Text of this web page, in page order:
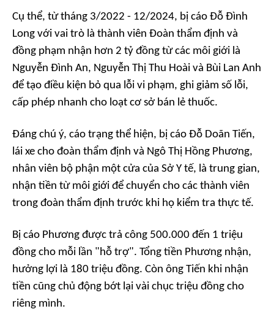
Cụ thể, từ tháng 3/2022 - 12/2024, bị cáo Đỗ Đình
Long với vai trò là thành viên Đoàn thẩm định và
đồng phạm nhận hơn 2 tỷ đồng từ các môi giới là
Nguyễn Đình An, Nguyễn Thị Thu Hoài và Bùi Lan Anh
để tạo điều kiện bỏ qua lỗi vi phạm, ghi giảm số lỗi,
cấp phép nhanh cho loạt cơ sở bán lẻ thuốc.
Đáng chú ý, cáo trạng thể hiện, bị cáo Đỗ Doãn Tiến,
lái xe cho đoàn thẩm định và Ngô Thị Hồng Phương,
nhân viên bộ phận một cửa của Sở Y tế, là trung gian,
nhận tiền từ môi giới để chuyển cho các thành viên
trong đoàn thẩm định trước khi họ kiểm tra thực tế.
Bị cáo Phương được trả công 500.000 đến 1 triệu
đồng cho mỗi lần "hỗ trợ". Tổng tiền Phương nhận,
hưởng lợi là 180 triệu đồng. Còn ông Tiến khi nhận
tiền cũng chủ động bớt lại vài chục triệu đồng cho
riêng mình.